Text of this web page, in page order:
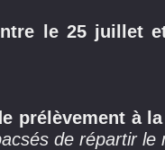
le 25 juillet
prélèvement à
de répartir le